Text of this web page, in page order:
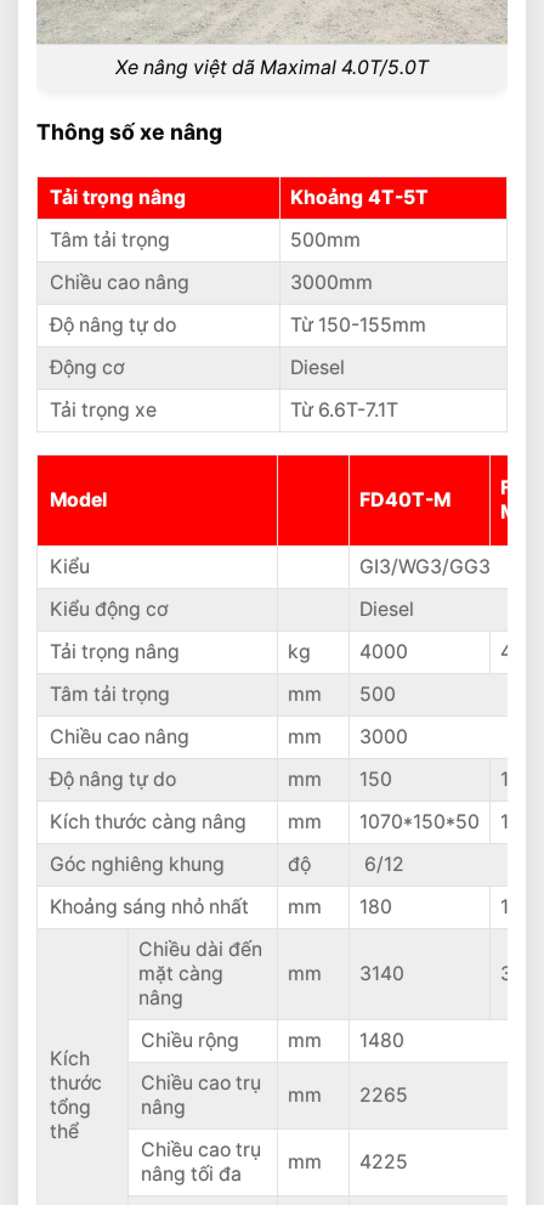
Xe nâng việt dã Maximal 4.0T/5.0T
Thông số xe nâng
Tải trọng nâng
Khoảng 4T-5T
Tâm tải trọng
500mm
Chiều cao nâng
3000mm
Độ nâng tự do
Từ 150-155mm
Động cơ
Diesel
Tải trọng xe
Từ 6.6T-7.1T
Model FD40T-M
M
Kiểu
GI3/WG3/GG3
Kiểu động cơ
Diesel
Tải trọng nâng
kg 4000
Tâm tải trọng
mm
500
Chiều cao nâng
mm
3000
Độ nâng tự do
mm 150
155
Kích thước càng nâng
mm 1070*150*50
Góc nghiêng khung
độ
6/12
Khoảng sáng nhỏ nhất
mm 180 175
Kích
thước
tổng
thể
Chiều dài đến
mặt càng
nâng
mm 3140 3160
Chiều rộng mm
1480
Chiều cao trụ
nâng
mm 2265
Chiều cao trụ
nâng tối đa
mm 4225